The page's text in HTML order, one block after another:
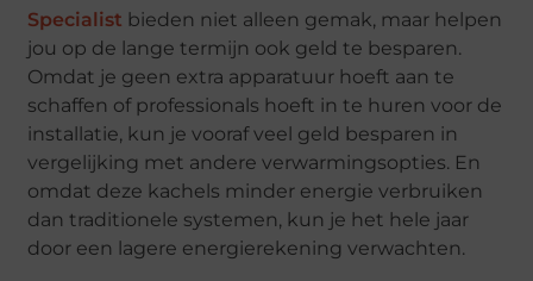
Specialist bieden niet alleen gemak, maar helpen
jou op de lange termijn ook geld te besparen.
Omdat je geen extra apparatuur hoeft aan te
schaffen of professionals hoeft in te huren voor de
installatie, kun je vooraf veel geld besparen in
vergelijking met andere verwarmingsopties. En
omdat deze kachels minder energie verbruiken
dan traditionele systemen, kun je het hele jaar
door een lagere energierekening verwachten.